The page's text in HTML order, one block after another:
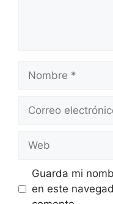
electrónico
Guarda mi
en este